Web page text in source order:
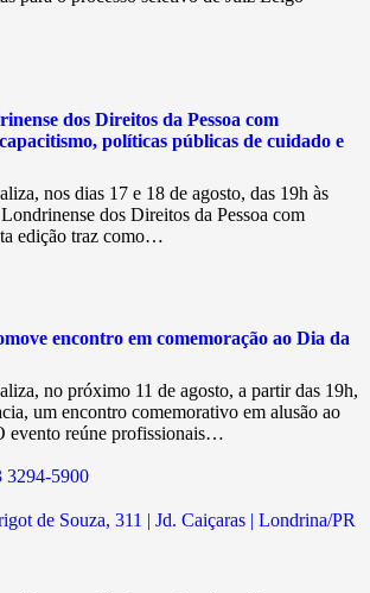
dos Direitos da Pessoa com
políticas públicas de cuidado e
nos dias 17 e 18 de agosto, das 19h às
dos Direitos da Pessoa com
edição traz como…
encontro em comemoração ao Dia da
no próximo 11 de agosto, a partir das 19h,
um encontro comemorativo em alusão ao
evento reúne profissionais…
3294-5900
de Souza, 311 | Jd. Caiçaras | Londrina/PR